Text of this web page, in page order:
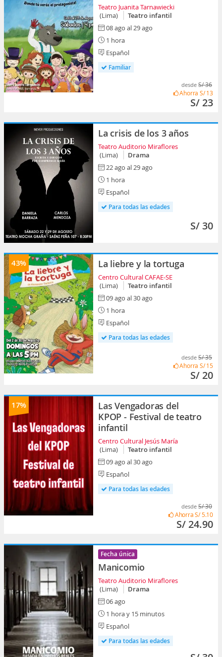
Teatro Juanita Tarnawiecki
(Lima)
Teatro infantil
08 ago al 29 ago
1 hora
Español
Familiar
desde S/ 36
Ahorra S/ 13
S/ 23
La crisis de los 3 años
Teatro Auditorio Miraflores
(Lima)
Drama
22 ago al 29 ago
1 hora
Español
Para todas las edades
S/ 30
43% La liebre y la tortuga
Centro Cultural CAFAE-SE
(Lima)
Teatro infantil
09 ago al 30 ago
1 hora
Español
Para todas las edades
desde S/ 35
Ahorra S/ 15
S/ 20
17%
Las Vengadoras del
KPOP - Festival de teatro
infantil
Centro Cultural Jesús María
(Lima)
Teatro infantil
09 ago al 30 ago
Español
Para todas las edades
desde S/ 30
AhorraS/ 5.10
S/ 24.90
Fecha única
Manicomio
Teatro Auditorio Miraflores
(Lima)
Drama
06 ago
1 hora y 15 minutos
Español
Para todas las edades